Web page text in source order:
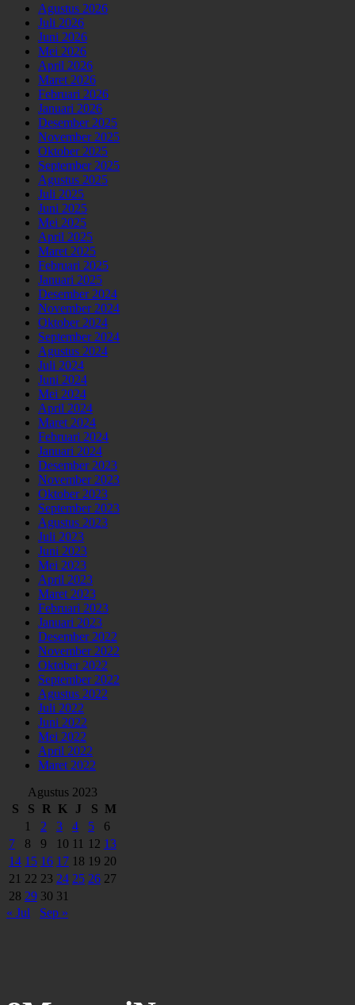
Agustus 2026
Juli 2026
Juni 2026
Mei 2026
April 2026
Maret 2026
Februari 2026
Januari 2026
Desember 2025
November 2025
Oktober 2025
September 2025
Agustus 2025
Juli 2025
Juni 2025
Mei 2025
April 2025
Maret 2025
Februari 2025
Januari 2025
Desember 2024
November 2024
Oktober 2024
September 2024
Agustus 2024
Juli 2024
Juni 2024
Mei 2024
April 2024
Maret 2024
Februari 2024
Januari 2024
Desember 2023
November 2023
Oktober 2023
September 2023
Agustus 2023
Juli 2023
Juni 2023
Mei 2023
April 2023
Maret 2023
Februari 2023
Januari 2023
Desember 2022
November 2022
Oktober 2022
September 2022
Agustus 2022
Juli 2022
Juni 2022
Mei 2022
April 2022
Maret 2022
Agustus 2023
S
S R K J S M
1
2 3 4 5
6
7
8 9 10 11 12 13
14 15 16 17 18 19 20
21 22 23 24 25 26 27
28 29 30 31
« Jul
Sep »